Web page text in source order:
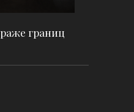
границ